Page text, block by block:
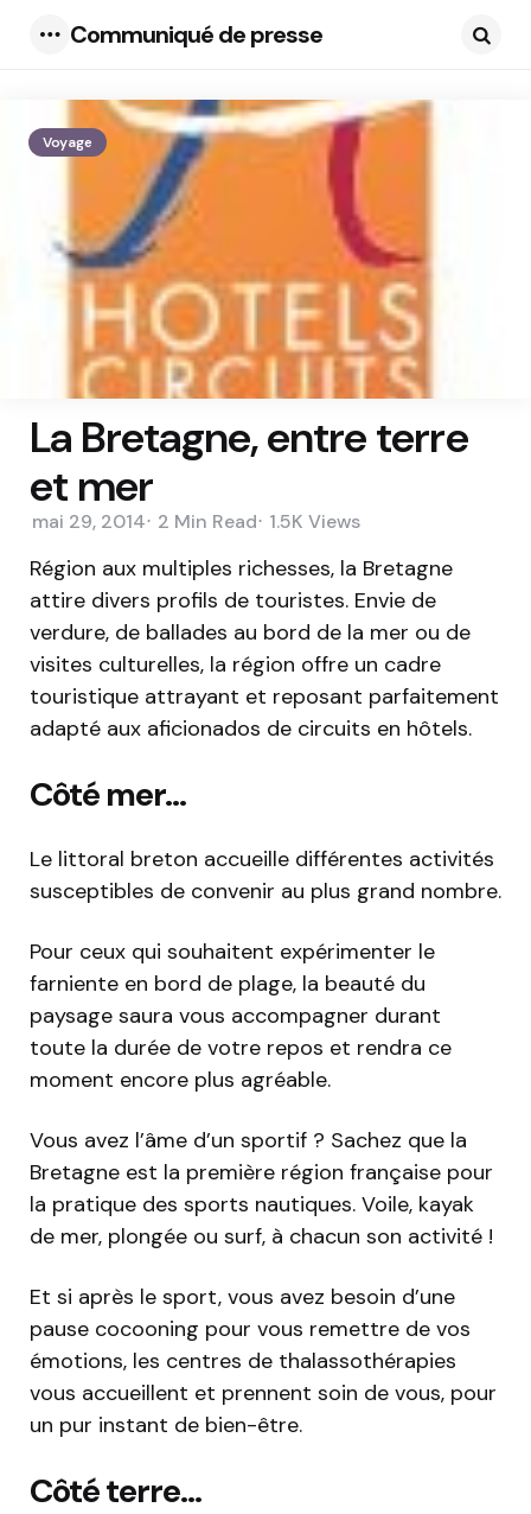
Communiqué de presse
Voyage
La Bretagne, entre terre
et mer
mai 29, 2014 2 Min Read 1.5K Views
Région aux multiples richesses, la Bretagne
attire divers profils de touristes. Envie de
verdure, de ballades au bord de la mer ou de
visites culturelles, la région offre un cadre
touristique attrayant et reposant parfaitement
adapté aux aficionados de circuits en hôtels.
Côté mer…
Le littoral breton accueille différentes activités
susceptibles de convenir au plus grand nombre.
Pour ceux qui souhaitent expérimenter le
farniente en bord de plage, la beauté du
paysage saura vous accompagner durant
toute la durée de votre repos et rendra ce
moment encore plus agréable.
Vous avez l’âme d’un sportif ? Sachez que la
Bretagne est la première région française pour
la pratique des sports nautiques. Voile, kayak
de mer, plongée ou surf, à chacun son activité !
Et si après le sport, vous avez besoin d’une
pause cocooning pour vous remettre de vos
émotions, les centres de thalassothérapies
vous accueillent et prennent soin de vous, pour
un pur instant de bien-être.
Côté terre…